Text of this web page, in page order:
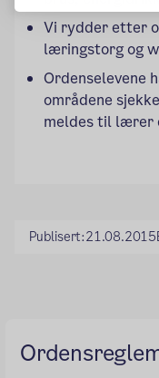
Vi rydder etter
læringstorg og
Ordenselevene
områdene
meldes til lærer
Publisert:21.08.2015